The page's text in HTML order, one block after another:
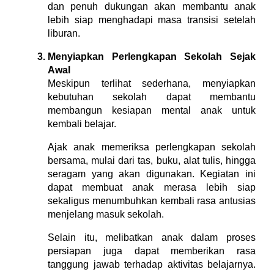
dan penuh dukungan akan membantu anak
lebih siap menghadapi masa transisi setelah
liburan.
Menyiapkan Perlengkapan Sekolah Sejak
Awal
Meskipun terlihat sederhana, menyiapkan
kebutuhan sekolah dapat membantu
membangun kesiapan mental anak untuk
kembali belajar.
Ajak anak memeriksa perlengkapan sekolah
bersama, mulai dari tas, buku, alat tulis, hingga
seragam yang akan digunakan. Kegiatan ini
dapat membuat anak merasa lebih siap
sekaligus menumbuhkan kembali rasa antusias
menjelang masuk sekolah.
Selain itu, melibatkan anak dalam proses
persiapan juga dapat memberikan rasa
tanggung jawab terhadap aktivitas belajarnya.